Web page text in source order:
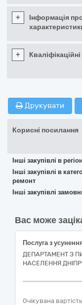
+
Інформація про
+ Кваліфікаційні
Друкувати
Корисні посилання
Інші закупівлі в
Інші закупівлі в
ремонт
Інші закупівлі
Вас може
ДЕПАРТАМЕНТ З
НАСЕЛЕННЯ
Очікувана вартість